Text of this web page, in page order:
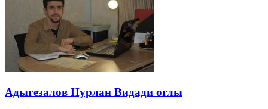
Адыгезалов Нурлан Видади оглы